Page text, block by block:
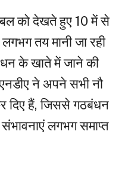
बल को देखते हुए 10 में से
तय मानी जा रही
के खाते में जाने की
ने अपने सभी नौ
दिए हैं, जिससे गठबंधन
लगभग समाप्त